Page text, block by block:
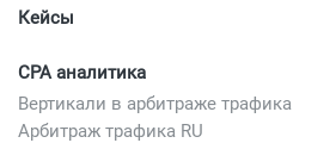
Кейсы
CPA аналитика
Вертикали в арбитраже трафика
Арбитраж трафика RU